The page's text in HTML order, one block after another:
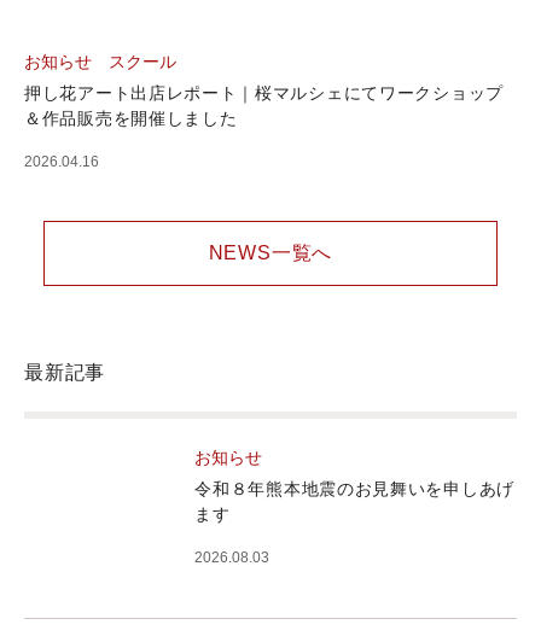
最新記事
お知らせ
令和８年熊本地震のお見舞いを申しあげ
ます
2026.08.03
お知らせ スクール
押し花アート出店レポート｜桜マルシェにてワークショップ
＆作品販売を開催しました
2026.04.16
NEWS一覧へ